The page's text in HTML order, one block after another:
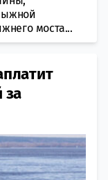
моста...
за